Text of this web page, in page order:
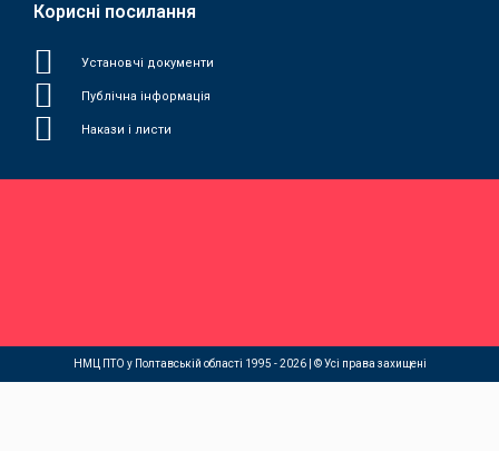
Корисні посилання
Установчі документи
Публічна інформація
Накази і листи
НМЦ ПТО у Полтавській області 1995 - 2026 | © Усі права захищені